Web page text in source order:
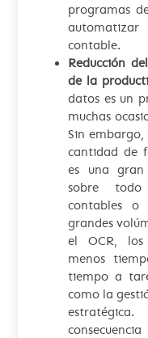
programas
contable.
Reducción
de la
datos es un
muchas
Sin
cantidad de
es una gran
sobre todo
contables o
grandes
el OCR, los
menos
tiempo a
como la